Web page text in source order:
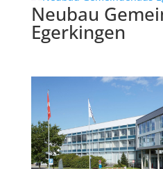
Neubau
Egerkingen